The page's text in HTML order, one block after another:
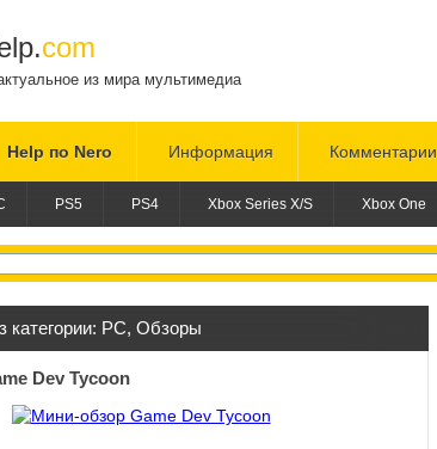
com
из мира мультимедиа
Help по Nero Информация Комментарии
PS5 PS4 Xbox Series X/S Xbox One
категории: PC, Обзоры
Dev Tycoon